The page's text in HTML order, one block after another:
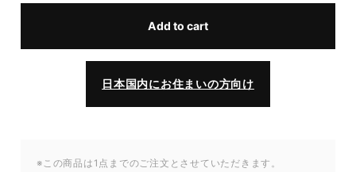
Add to cart
日本国内にお住まいの方向け
※この商品は1点までのご注文とさせていただきます。